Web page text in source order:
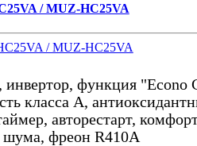
/ MUZ-HC25VA
инвертор, функция "Econo
класса А,
авторестарт,
шума, фреон R410A